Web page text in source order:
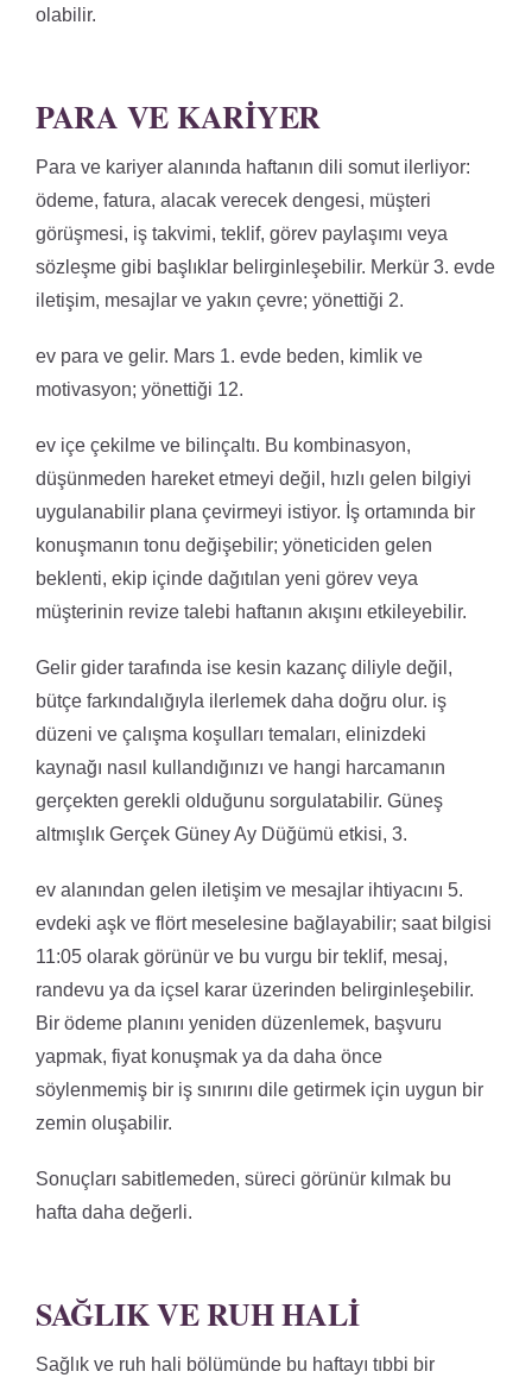
olabilir.
PARA VE KARIYER
Para ve kariyer alanında haftanın dili somut ilerliyor:
ödeme, fatura, alacak verecek dengesi, müşteri
görüşmesi, iş takvimi, teklif, görev paylaşımı veya
sözleşme gibi başlıklar belirginleşebilir. Merkür 3. evde
iletişim, mesajlar ve yakın çevre; yönettiği 2.
ev para ve gelir. Mars 1. evde beden, kimlik ve
motivasyon; yönettiği 12.
ev içe çekilme ve bilinçaltı. Bu kombinasyon,
düşünmeden hareket etmeyi değil, hızlı gelen bilgiyi
uygulanabilir plana çevirmeyi istiyor. İş ortamında bir
konuşmanın tonu değişebilir; yöneticiden gelen
beklenti, ekip içinde dağıtılan yeni görev veya
müşterinin revize talebi haftanın akışını etkileyebilir.
Gelir gider tarafında ise kesin kazanç diliyle değil,
bütçe farkındalığıyla ilerlemek daha doğru olur. iş
düzeni ve çalışma koşulları temaları, elinizdeki
kaynağı nasıl kullandığınızı ve hangi harcamanın
gerçekten gerekli olduğunu sorgulatabilir. Güneş
altmışlık Gerçek Güney Ay Düğümü etkisi, 3.
ev alanından gelen iletişim ve mesajlar ihtiyacını 5.
evdeki aşk ve flört meselesine bağlayabilir; saat bilgisi
11:05 olarak görünür ve bu vurgu bir teklif, mesaj,
randevu ya da içsel karar üzerinden belirginleşebilir.
Bir ödeme planını yeniden düzenlemek, başvuru
yapmak, fiyat konuşmak ya da daha önce
söylenmemiş bir iş sınırını dile getirmek için uygun bir
zemin oluşabilir.
Sonuçları sabitlemeden, süreci görünür kılmak bu
hafta daha değerli.
SAĞLIK VE RUH HALI
Sağlık ve ruh hali bölümünde bu haftayı tıbbi bir